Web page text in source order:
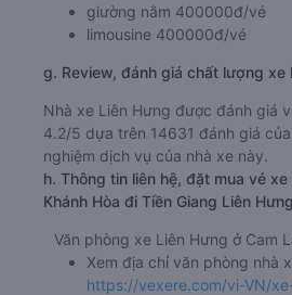
giường nằm 400000đ/vé
limousine 400000đ/vé
g. Review, đánh giá chất lượng xe
Nhà xe Liên Hưng được đánh giá
4.2/5 dựa trên 14631 đánh giá
nghiệm dịch vụ của nhà xe này.
h. Thông tin liên hệ, đặt mua vé
Khánh Hòa đi Tiền Giang Liên Hưng
Văn phòng xe Liên Hưng ở Cam
Xem địa chỉ văn phòng nhà
https://vexere.com/vi-VN/